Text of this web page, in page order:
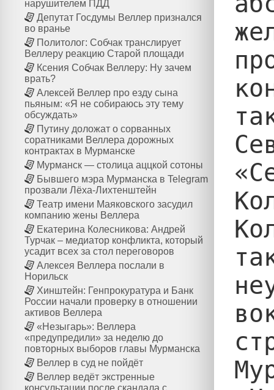
нарушителем ПДД
Депутат Госдумы Веллер признался
во вранье
Политолог: Собчак транслирует
Веллеру реакцию Старой площади
Ксения Собчак Веллеру: Ну зачем
врать?
Алексей Веллер про езду сына
пьяным: «Я не собираюсь эту тему
обсуждать»
Путину доложат о сорванных
соратниками Веллера дорожных
контрактах в Мурманске
Мурманск — столица аццкой сотоны
Бывшего мэра Мурманска в Telegram
прозвали Лёха-Лихтенштейн
Театр имени Маяковского засудил
компанию жены Веллера
Екатерина Колесникова: Андрей
Турчак – медиатор конфликта, который
усадит всех за стол переговоров
Алексея Веллера послали в
Норильск
Хинштейн: Генпрокуратура и Банк
России начали проверку в отношении
активов Веллера
«Незыгарь»: Веллера
«предупредили» за неделю до
повторных выборов главы Мурманска
Веллер в суд не пойдёт
Веллер ведёт экстренные
консультации после скандала с